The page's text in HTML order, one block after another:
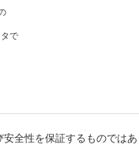
で
全性を保証するものでは